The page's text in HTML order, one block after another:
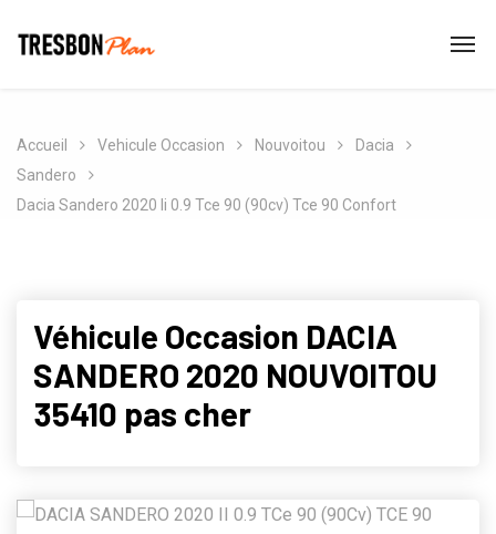
Accueil Vehicule Occasion Nouvoitou
Dacia
Sandero
Dacia Sandero 2020 Ii 0.9 Tce 90 (90cv) Tce 90 Confort
Véhicule Occasion DACIA
SANDERO 2020 NOUVOITOU
35410 pas cher